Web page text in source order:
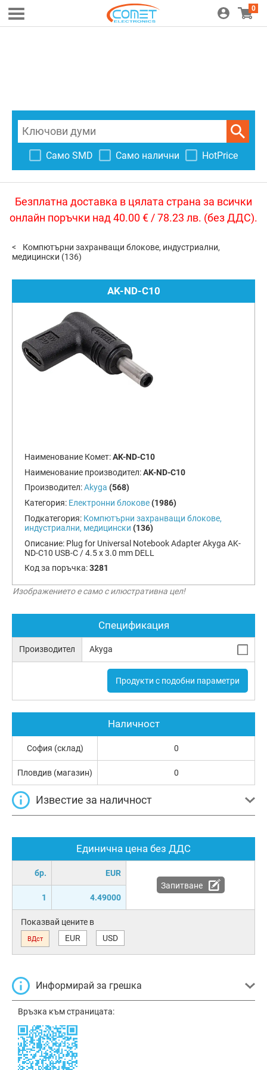
0
Само SMD Само налични HotPrice
Безплатна доставка в цялата страна за всички
онлайн поръчки над 40.00 € / 78.23 лв. (без ДДС).
Компютърни захранващи блокове, индустриални,
медицински (136)
AK-ND-C10
Наименование Комет:AK-ND-C10
Наименование производител:AK-ND-C10
Производител:Akyga (568)
Категория: Електронни блокове (1986)
Подкатегория: Компютърни захранващи блокове,
индустриални, медицински (136)
Описание: Plug for Universal Notebook Adapter Akyga AK-
ND-C10 USB-C / 4.5 x 3.0 mm DELL
Код за поръчка:3281
Изображението е само с илюстративна цел!
Спецификация
Производител Akyga
Продукти с подобни параметри
Единична цена без ДДС
бр. EUR
1 4.49000
Запитване
Показвай цените в
ВДст EUR USD
Информирай за грешка
Връзка към страницата:
Наличност
София (склад) 0
Пловдив (магазин) 0
Известие за наличност